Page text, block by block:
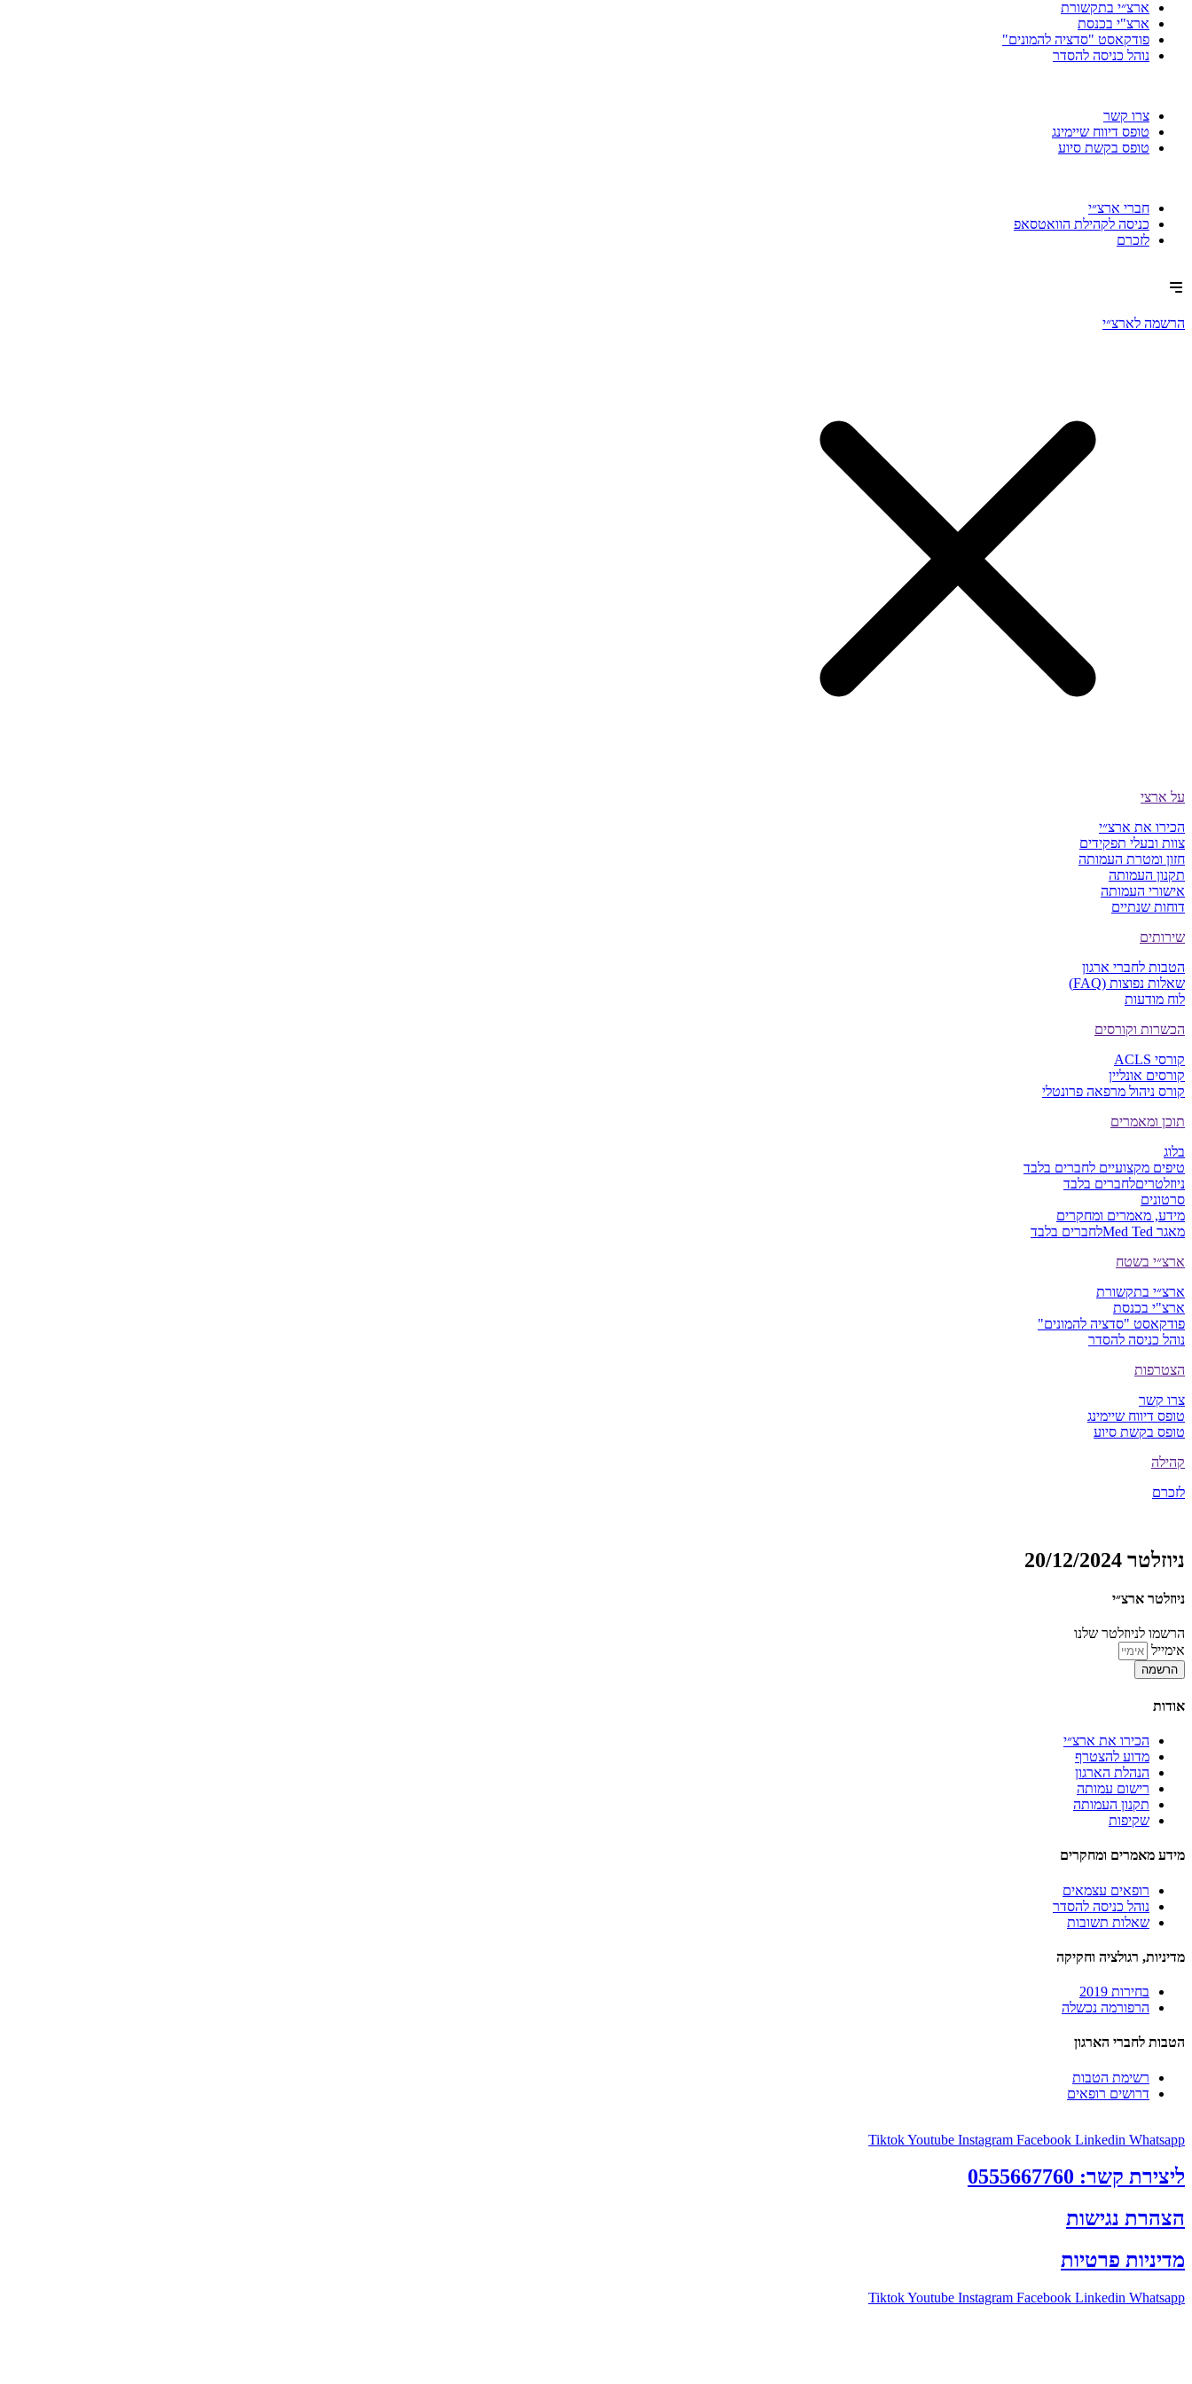
ארצ״י בתקשורת
ארצ"י בכנסת
פודקאסט "סדציה להמונים"
נוהל כניסה להסדר
צרו קשר
טופס דיווח שיימינג
טופס בקשת סיוע
חברי ארצ״י
כניסה לקהילת הוואטסאפ
לזכרם
הרשמה לארצ״י
על ארצי
הכירו את ארצ״י
צוות ובעלי תפקידים
חזון ומטרת העמותה
תקנון העמותה
אישורי העמותה
דוחות שנתיים
שירותים
הטבות לחברי ארגון
שאלות נפוצות (FAQ)
לוח מודעות
הכשרות וקורסים
קורסי ACLS
קורסים אונליין
קורס ניהול מרפאה פרונטלי
תוכן ומאמרים
בלוג
טיפים מקצועיים לחברים בלבד
ניוזלטריםלחברים בלבד
סרטונים
מידע, מאמרים ומחקרים
מאגר Med Ted
לחברים בלבד
ארצ״י בשטח
ארצ״י בתקשורת
ארצ"י בכנסת
פודקאסט "סדציה להמונים"
נוהל כניסה להסדר
הצטרפות
צרו קשר
טופס דיווח שיימינג
טופס בקשת סיוע
קהילה
לזכרם
ניוזלטר 20/12/2024
ניוזלטר ארצ״י
הרשמו לניוזלטר שלנו
אימייל
הרשמה
אודות
הכירו את ארצ״י
מדוע להצטרף
הנהלת הארגון
רישום עמותה
תקנון העמותה
שקיפות
מידע מאמרים ומחקרים
רופאים עצמאים
נוהל כניסה להסדר
שאלות תשובות
מדיניות, רגולציה וחקיקה
בחירות 2019
הרפורמה נכשלה
הטבות לחברי הארגון
רשימת הטבות
דרושים רופאים
TiktokYoutube Instagram Facebook Linkedin Whatsapp
ליצירת קשר: 0555667760
הצהרת נגישות
מדיניות פרטיות
TiktokYoutube Instagram Facebook Linkedin Whatsapp